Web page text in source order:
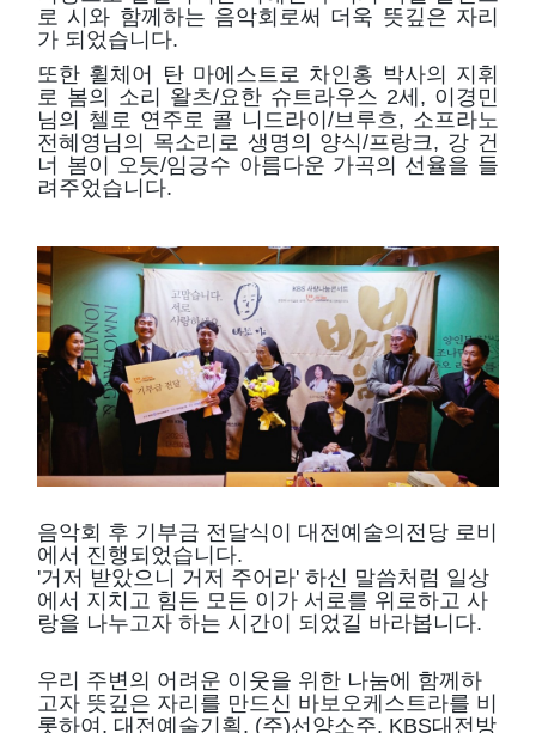
로 시와 함께하는 음악회로써 더욱 뜻깊은 자리
가 되었습니다.
또한 휠체어 탄 마에스트로 차인홍 박사의 지휘
로 봄의 소리 왈츠/요한 슈트라우스 2세, 이경민
님의 첼로 연주로 콜 니드라이/브루흐, 소프라노
전혜영님의 목소리로 생명의 양식/프랑크, 강 건
너 봄이 오듯/임긍수 아름다운 가곡의 선율을 들
려주었습니다.
음악회 후 기부금 전달식이 대전예술의전당 로비
에서 진행되었습니다.
'거저 받았으니 거저 주어라' 하신 말씀처럼 일상
에서 지치고 힘든 모든 이가 서로를 위로하고 사
랑을 나누고자 하는 시간이 되었길 바라봅니다.
우리 주변의 어려운 이웃을 위한 나눔에 함께하
고자 뜻깊은 자리를 만드신 바보오케스트라를 비
롯하여, 대전예술기획, (주)선양소주, KBS대전방